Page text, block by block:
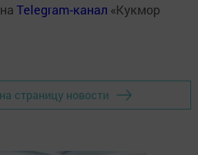
Telegram-канал «Кукмор
страницу новости